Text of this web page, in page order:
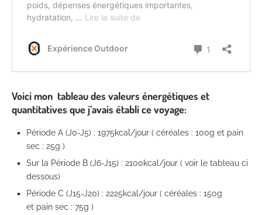
Voici mon tableau des valeurs énergétiques et
quantitatives que j’avais établi ce voyage:
Période A (J0-J5) : 1975kcal/jour ( céréales : 100g et pain
sec : 25g )
Sur la Période B (J6-J15) : 2100kcal/jour ( voir le tableau ci
dessous)
Période C (J15-J20) : 2225kcal/jour ( céréales : 150g
et pain sec : 75g )